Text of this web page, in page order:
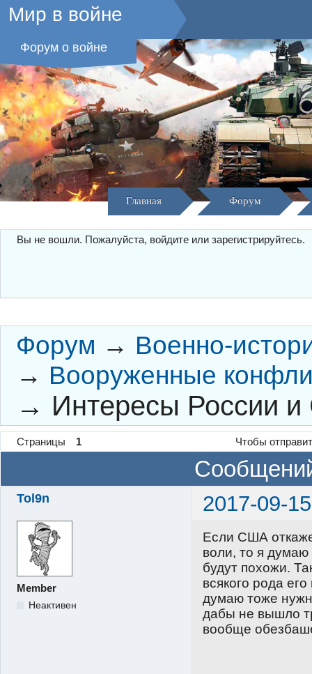
Мир в войне
Форум о войне
Главная Форум
Вы не вошли. Пожалуйста, войдите или зарегистрируйтесь.
Форум → Военно-
→ Вооруженные
→ Интересы России
Страницы 1 Чтобы
Tol9n 2017-09-
Member
Неактивен
Если США
воли, то я
будут похожи.
всякого рода
думаю тоже
дабы не вышло
вообще